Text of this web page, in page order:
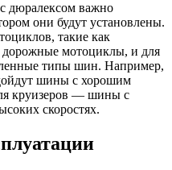
дюралексом важно
они будут установлены.
такие как
дорожные мотоциклы, и для
типы шин. Например,
шины с хорошим
круизеров — шины с
скоростях.